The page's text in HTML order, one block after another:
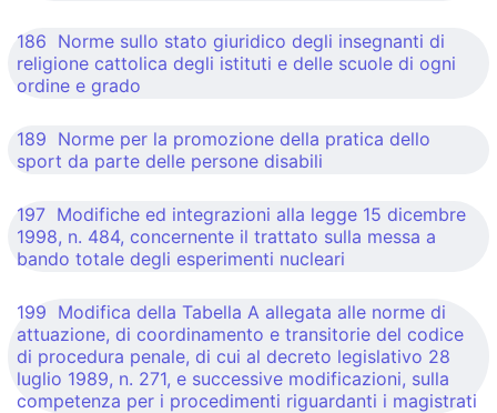
186 Norme sullo stato giuridico degli insegnanti di
religione cattolica degli istituti e delle scuole di ogni
ordine e grado
189 Norme per la promozione della pratica dello
sport da parte delle persone disabili
197 Modifiche ed integrazioni alla legge 15 dicembre
1998, n. 484, concernente il trattato sulla messa a
bando totale degli esperimenti nucleari
199 Modifica della Tabella A allegata alle norme di
attuazione, di coordinamento e transitorie del codice
di procedura penale, di cui al decreto legislativo 28
luglio 1989, n. 271, e successive modificazioni, sulla
competenza per i procedimenti riguardanti i magistrati